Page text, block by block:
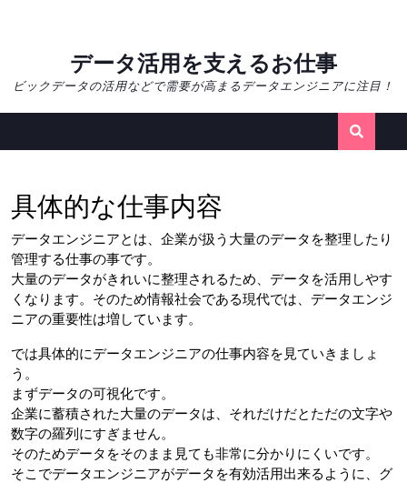
content
データ活用を支えるお仕事
ビックデータの活用などで需要が高まるデータエンジニアに注目！
具体的な仕事内容
データエンジニアとは、企業が扱う大量のデータを整理したり
管理する仕事の事です。
大量のデータがきれいに整理されるため、データを活用しやす
くなります。そのため情報社会である現代では、データエンジ
ニアの重要性は増しています。
では具体的にデータエンジニアの仕事内容を見ていきましょ
う。
まずデータの可視化です。
企業に蓄積された大量のデータは、それだけだとただの文字や
数字の羅列にすぎません。
そのためデータをそのまま見ても非常に分かりにくいです。
そこでデータエンジニアがデータを有効活用出来るように、グ